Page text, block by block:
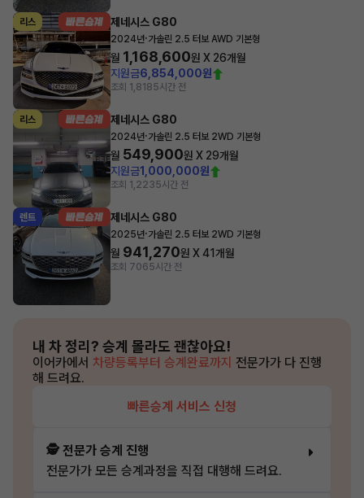
리스 제네시스 G80
2024년·가솔린 2.5 터보 AWD 기본형
월 1,168,600원 X 26개월
지원금6,854,000원
조회 1,8185시간 전
리스 제네시스 G80
2024년·가솔린 2.5 터보 2WD 기본형
월 549,900원 X 29개월
지원금1,000,000원
조회 1,2235시간 전
렌트 제네시스 G80
2025년·가솔린 2.5 터보 2WD 기본형
월 941,270원 X41개월
조회 7065시간 전
내 차 정리? 승계 몰라도 괜찮아요!
이어카에서 차량등록부터 승계완료까지 전문가가 다 진행
해 드려요.
빠른승계 서비스 신청
🕵️ 전문가 승계 진행
전문가가 모든 승계과정을 직접 대행해 드려요.